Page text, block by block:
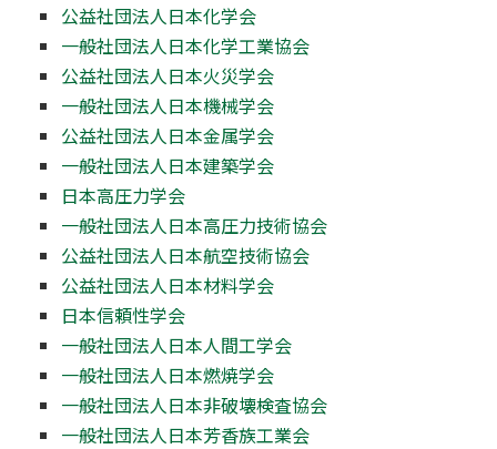
公益社団法人日本化学会
一般社団法人日本化学工業協会
公益社団法人日本火災学会
一般社団法人日本機械学会
公益社団法人日本金属学会
一般社団法人日本建築学会
日本高圧力学会
一般社団法人日本高圧力技術協会
公益社団法人日本航空技術協会
公益社団法人日本材料学会
日本信頼性学会
一般社団法人日本人間工学会
一般社団法人日本燃焼学会
一般社団法人日本非破壊検査協会
一般社団法人日本芳香族工業会